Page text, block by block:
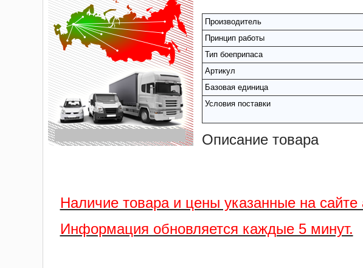
Производитель
Принцип работы
Тип боеприпаса
Артикул
Базовая единица
Условия поставки
Описание товара
Наличие товара и цены указанные на сайте
Информация обновляется каждые 5 минут.